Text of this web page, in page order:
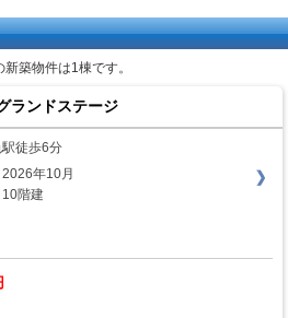
新築物件は1棟です。
ランドステージ
徒歩6分
2026年10月
10階建